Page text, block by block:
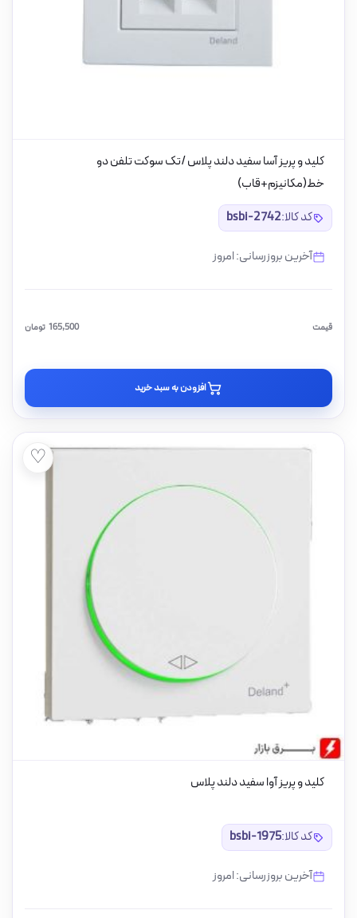
کلید و پریز آسا سفید دلند پلاس /تک سوکت تلفن دو
خط(مکانیزم+قاب)
کد کالا:bsbi-2742
آخرین بروزرسانی: امروز
قیمت تومان 165,500
افزودن به سبد خرید
♡
کلید و پریز آوا سفید دلند پلاس
کد کالا:bsbi-1975
آخرین بروزرسانی: امروز